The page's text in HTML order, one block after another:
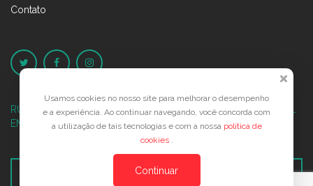
Contato
RUA JOSÉ PONTES DE MAGALHÃES, 70JATIÚCA, MACEIÓ - AL
EMPRESARIAL JTR, ED. ÍTALIA, SALA 702
Veja no Mapa
Usamos cookies no nosso site para melhorar o desempenho
e a experiência. Ao continuar navegando, você concorda com
a utilização de tais tecnologias e com a nossa política de
cookies .
Continuar